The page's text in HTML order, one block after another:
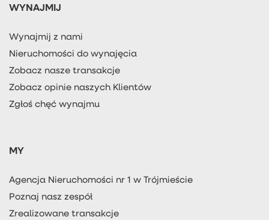
WYNAJMIJ
Wynajmij z nami
Nieruchomości do wynajęcia
Zobacz nasze transakcje
Zobacz opinie naszych Klientów
Zgłoś chęć wynajmu
MY
Agencja Nieruchomości nr 1 w Trójmieście
Poznaj nasz zespół
Zrealizowane transakcje